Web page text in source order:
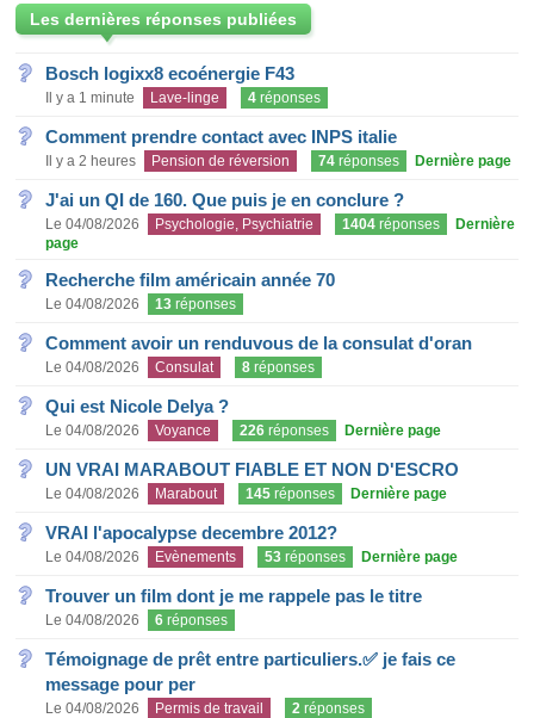
Les dernières réponses publiées
Bosch logixx8 ecoénergie F43
Il y a 1 minute Lave-linge 4 réponses
Comment prendre contact avec INPS italie
Il y a 2 heures Pension de réversion 74 réponses Dernière page
J'ai un QI de 160. Que puis je en conclure ?
Le 04/08/2026 Psychologie, Psychiatrie 1404 réponses
Dernière
page
Recherche film américain année 70
Le 04/08/2026 13 réponses
Comment avoir un renduvous de la consulat d'oran
Le 04/08/2026 Consulat 8 réponses
Qui est Nicole Delya ?
Le 04/08/2026 Voyance 226 réponses Dernière page
UN VRAI MARABOUT FIABLE ET NON D'ESCRO
Le 04/08/2026 Marabout 145 réponses Dernière page
VRAI l'apocalypse decembre 2012?
Le 04/08/2026 Evènements 53 réponses Dernière page
Trouver un film dont je me rappele pas le titre
Le 04/08/2026 6 réponses
Témoignage de prêt entre particuliers.✅ je fais ce
message pour per
Le 04/08/2026 Permis de travail 2 réponses